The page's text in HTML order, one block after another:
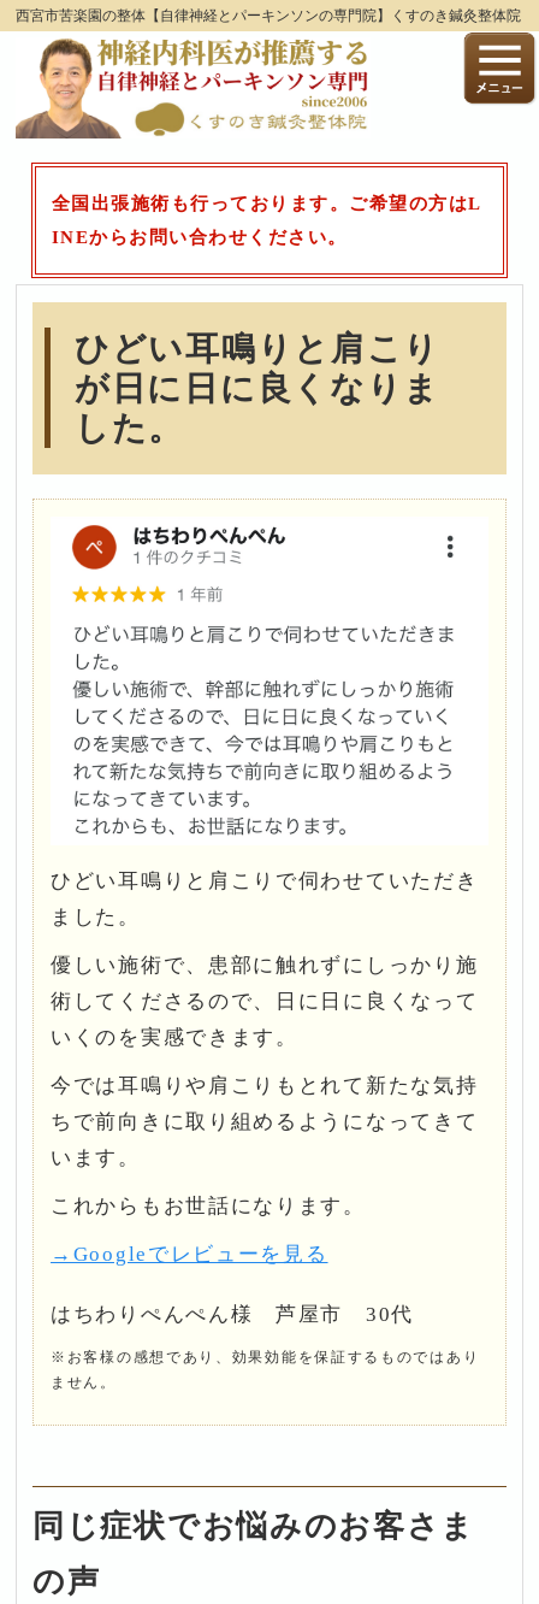
西宮市苦楽園の整体【自律神経とパーキンソンの専門院】くすのき鍼灸整体院
全国出張施術も行っております。ご希望の方はL
INEからお問い合わせください。
ひどい耳鳴りと肩こり
が日に日に良くなりま
した。
ひどい耳鳴りと肩こりで伺わせていただき
ました。
優しい施術で、患部に触れずにしっかり施
術してくださるので、日に日に良くなって
いくのを実感できます。
今では耳鳴りや肩こりもとれて新たな気持
ちで前向きに取り組めるようになってきて
います。
これからもお世話になります。
→Googleでレビューを見る
はちわりぺんぺん様 芦屋市 30代
※お客様の感想であり、効果効能を保証するものではあり
ません。
同じ症状でお悩みのお客さま
の声